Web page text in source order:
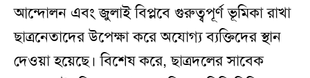
আন্দোলন এবং জুলাই বিপ্লবে গুরুত্বপূর্ণ ভূমিকা রাখা
ছাত্রনেতাদের উপেক্ষা করে অযোগ্য ব্যক্তিদের স্থান
দেওয়া হয়েছে। বিশেষ করে, ছাত্রদলের সাবেক